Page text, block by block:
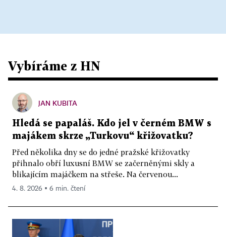
Vybíráme z HN
JAN KUBITA
Hledá se papaláš. Kdo jel v černém BMW s
majákem skrze „Turkovu“ křižovatku?
Před několika dny se do jedné pražské křižovatky
přihnalo obří luxusní BMW se začerněnými skly a
blikajícím majáčkem na střeše. Na červenou...
4. 8. 2026 ▪ 6 min. čtení